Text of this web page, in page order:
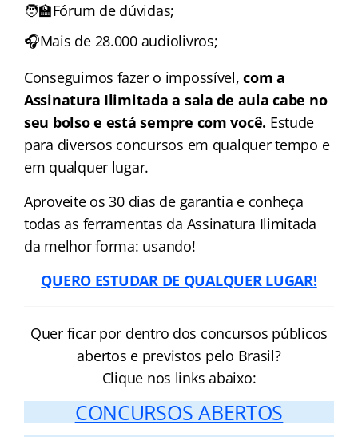
🧑‍🏫Fórum de dúvidas;
🎧Mais de 28.000 audiolivros;
Conseguimos fazer o impossível,com a
Assinatura Ilimitada a sala de aula cabe no
seu bolso e está sempre com você. Estude
para diversos concursos em qualquer tempo e
em qualquer lugar.
Aproveite os 30 dias de garantia e conheça
todas as ferramentas da Assinatura Ilimitada
da melhor forma: usando!
QUERO ESTUDAR DE QUALQUER LUGAR!
Quer ficar por dentro dos concursos públicos
abertos e previstos pelo Brasil?
Clique nos links abaixo:
CONCURSOS ABERTOS